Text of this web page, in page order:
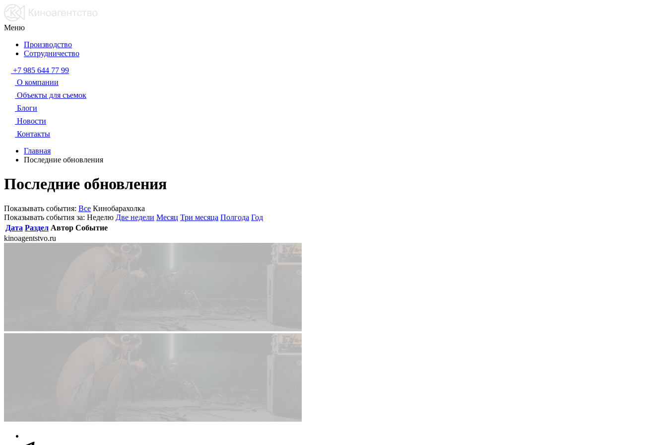
Меню
Производство
Сотрудничество
+7 985 644 77 99
О компании
Объекты для съемок
Блоги
Новости
Контакты
Главная
Последние обновления
Последние обновления
Показывать события: Все Кинобарахолка
Показывать события за: Неделю Две недели Месяц Три месяца Полгода Год
Дата Раздел Автор Событие
kinoagentstvo.ru